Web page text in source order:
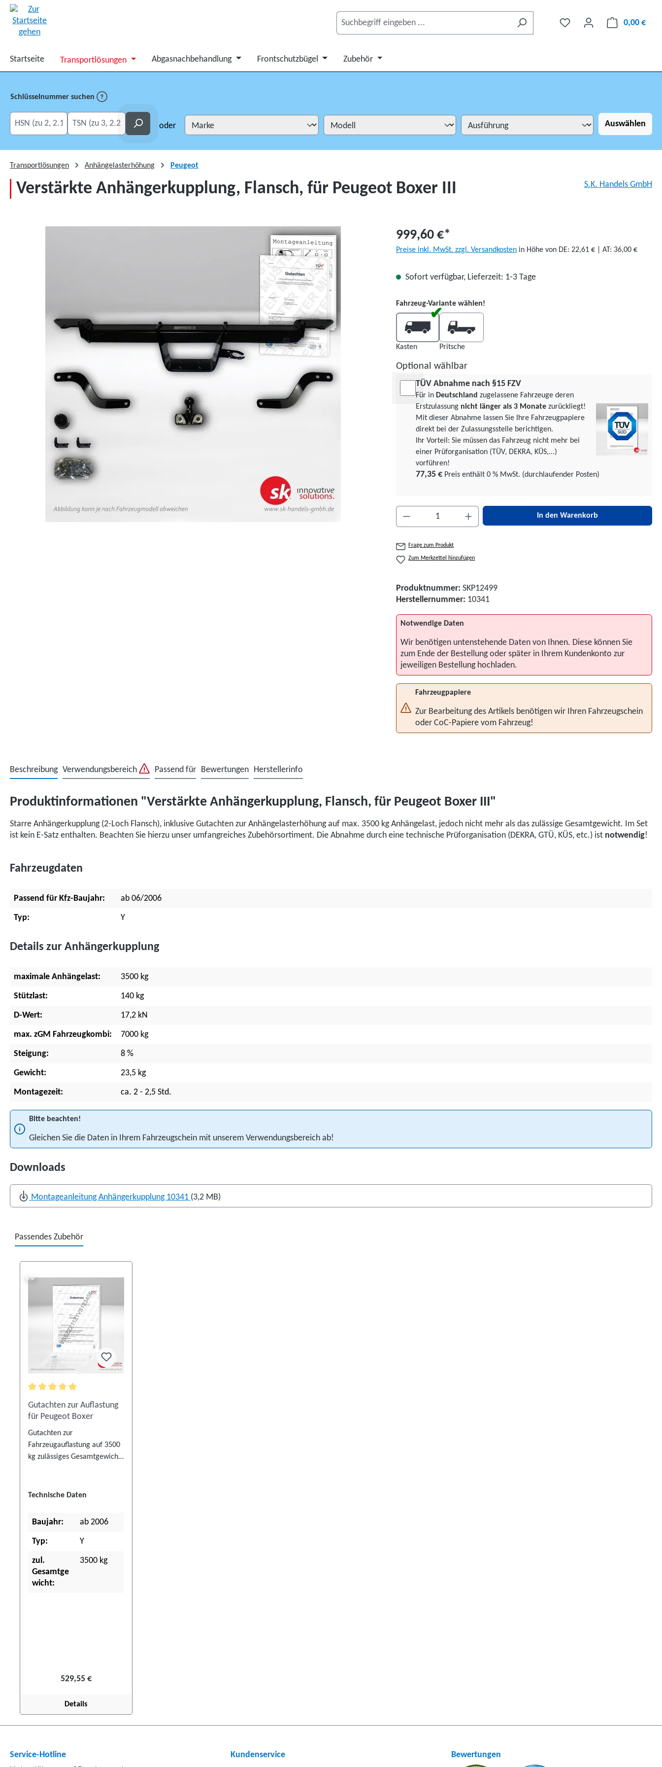
0,00 €
Startseite Transportlösungen Abgasnachbehandlung Frontschutzbügel Zubehör
Schlüsselnummer suchen
HSN eingeben
TSN eingeben Suchen oder Auswählen
Transportlösungen Anhängelasterhöhung Peugeot
Verstärkte Anhängerkupplung, Flansch, für Peugeot Boxer III S.K. Handels GmbH
999,60 €*
Preise inkl. MwSt. zzgl. Versandkosten in Höhe von DE: 22,61 € | AT: 36,00 €
Sofort verfügbar, Lieferzeit: 1-3 Tage
Fahrzeug-Variante wählen!
Kasten
Kasten
Pritsche
Pritsche
Optional wählbar
TÜV Abnahme nach §15 FZV
Für in Deutschland zugelassene Fahrzeuge deren
Erstzulassung nicht länger als 3 Monate zurückliegt!
Mit dieser Abnahme lassen Sie Ihre Fahrzeugpapiere
direkt bei der Zulassungsstelle berichtigen.
Ihr Vorteil: Sie müssen das Fahrzeug nicht mehr bei
einer Prüforgani­sation (TÜV, DEKRA, KÜS,...)
vorführen!
77,35 € Preis enthält 0 % MwSt. (durchlaufender Posten)
Produkt Anzahl: Gib den gewünschten Wert ein oder
In den Warenkorb
Frage zum Produkt
Zum Merkzettel hinzufügen
Produktnummer: SKP12499
Herstellernummer: 10341
Notwendige Daten
Wir benötigen untenstehende Daten von Ihnen. Diese können Sie
zum Ende der Bestellung oder später in Ihrem Kundenkonto zur
jeweiligen Bestellung hochladen.
Fahrzeugpapiere
Zur Bearbeitung des Artikels benötigen wir Ihren Fahrzeugschein
oder CoC-Papiere vom Fahrzeug!
Beschreibung Verwendungsbereich Passend für Bewertungen Herstellerinfo
Produktinformationen "Verstärkte Anhängerkupplung, Flansch, für Peugeot Boxer III"
Starre Anhängerkupplung (2-Loch Flansch), inklusive Gutachten zur Anhängelasterhöhung auf max. 3500 kg Anhängelast, jedoch nicht mehr als das zulässige Gesamtgewicht. Im Set
ist kein E-Satz enthalten. Beachten Sie hierzu unser umfangreiches Zubehörsortiment. Die Abnahme durch eine technische Prüforganisation (DEKRA, GTÜ, KÜS, etc.) ist notwendig!
Fahrzeugdaten
Passend für Kfz-Baujahr: ab 06/2006
Typ: Y
Details zur Anhängerkupplung
maximale Anhängelast: 3500 kg
Stützlast: 140 kg
D-Wert: 17,2 kN
max. zGM Fahrzeugkombi: 7000 kg
Steigung: 8 %
Gewicht: 23,5 kg
Montagezeit: ca. 2 - 2,5 Std.
Bitte beachten!
Gleichen Sie die Daten in Ihrem Fahrzeugschein mit unserem Verwendungsbereich ab!
Downloads
Montageanleitung Anhängerkupplung 10341 (3,2 MB)
Passendes Zubehör
Produktgalerie überspringen
Tipp
Durchschnittliche Bewertung von 5 von 5 Sternen
Gutachten zur Auflastung
für Peugeot Boxer
Gutachten zur
Fahrzeugauflastung auf 3500
kg zulässiges Gesamtgewicht
als die Summe der
1 und 2. Bei diesem Produkt
ist die Abnahme durch eine
(DEKRA, GTÜ, KÜS, etc.)
notwendig!
Technische Daten
Baujahr: ab 2006
Typ: Y
zul.
Gesamtge
wicht:
3500 kg
529,55 €
Details
Service-Hotline
Kundenservice
Bewertungen